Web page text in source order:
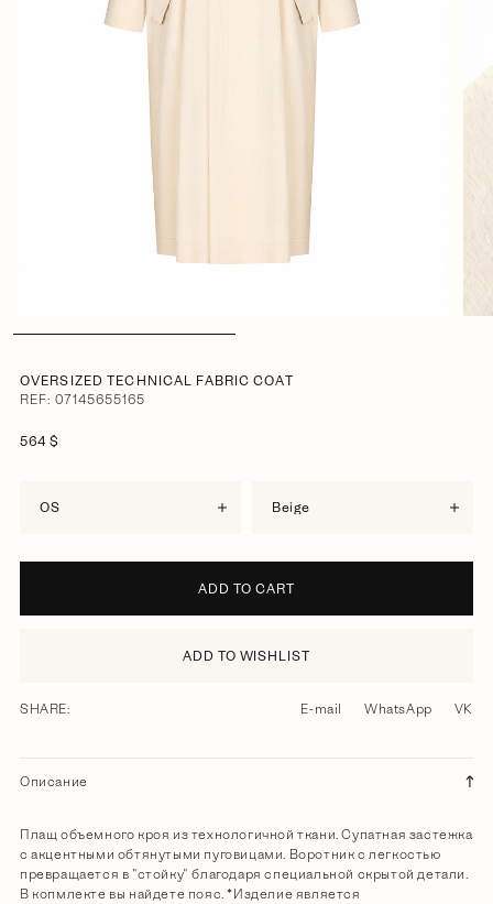
OVERSIZED TECHNICAL FABRIC COAT
REF: 07145655165
564 $
OS beige
ADD TO CART
ADD TO WISHLIST
SHARE: E-mail WhatsApp VK
Описание
Плащ объемного кроя из технологичной ткани. Супатная застежка
с акцентными обтянутыми пуговицами. Воротник с легкостью
превращается в "стойку" благодаря специальной скрытой детали.
В копмлекте вы найдете пояс. *Изделие является